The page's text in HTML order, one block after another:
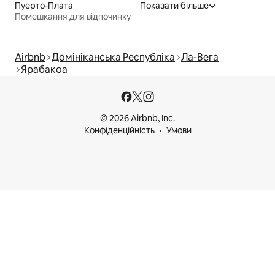
Пуерто-Плата
Помешкання для відпочинку
Показати більше
Airbnb Домініканська Республіка Ла-Вега
Ярабакоа
© 2026 Airbnb, Inc.
Конфіденційність
Умови